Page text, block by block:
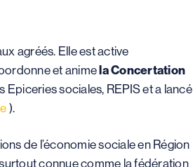
agréés. Elle est active
et animela Concertation
Epiceries sociales, REPIS et a lancé
).
de l’économie sociale en Région
connue comme la fédération